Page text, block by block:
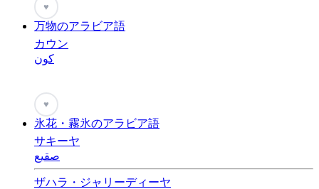
♥
万物のアラビア語
カウン
كون
♥
氷花・霧氷のアラビア語
サキーヤ
صقيع
ザハラ・ジャリーディーヤ